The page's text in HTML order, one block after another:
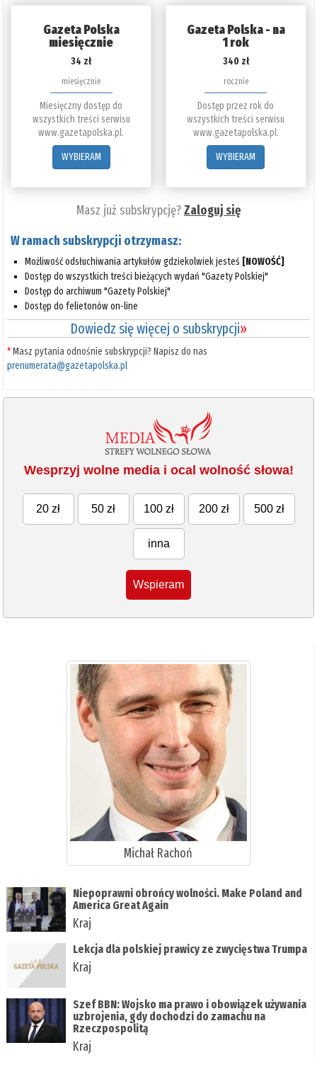
Gazeta Polska
miesięcznie
34 zł
miesięcznie
Miesięczny dostęp do
wszystkich treści serwisu
www.gazetapolska.pl.
WYBIERAM
Gazeta Polska - na
1 rok
340 zł
rocznie
Dostęp przez rok do
wszystkich treści serwisu
www.gazetapolska.pl.
WYBIERAM
Masz już subskrypcję?Zaloguj się
W ramach subskrypcji otrzymasz:
Możliwość odsłuchiwania artykułów gdziekolwiek jesteś [NOWOŚĆ]
Dostęp do wszystkich treści bieżących wydań "Gazety Polskiej"
Dostęp do archiwum "Gazety Polskiej"
Dostęp do felietonów on-line
Dowiedz się więcej o subskrypcji»
*Masz pytania odnośnie subskrypcji? Napisz do nas
prenumerata@gazetapolska.pl
Wesprzyj wolne media i ocal wolność słowa!
20 zł 50 zł 100 zł 200 zł 500 zł
inna
Wspieram
Michał Rachoń
Niepoprawni obrońcy wolności. Make Poland and
America Great Again
Kraj
Lekcja dla polskiej prawicy ze zwycięstwa Trumpa
Kraj
Szef BBN: Wojsko ma prawo i obowiązek używania
uzbrojenia, gdy dochodzi do zamachu na
Rzeczpospolitą
Kraj